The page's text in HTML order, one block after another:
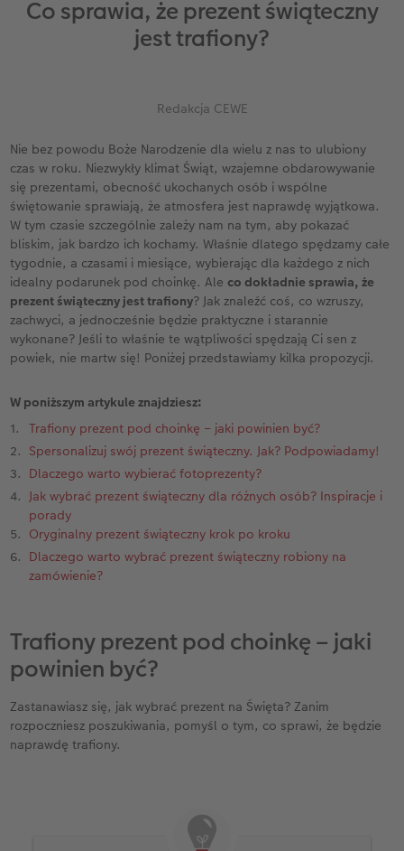
Kwadratowa XL
A5* pozioma
Format Kids
Fotoksiążka ślubna
Fotoksiążka urodzinowa
Fotoksiążka z podróży
Na roczek dziecka
Fotoksiążka kucharska
Przykłady klientów
Dodatki do fotoksiążki
Zdjęcie w ramce
Zdjęcia natychmiastowe
Fotozestawy
Usługi analogowe
Pudełko ze zdjęciami
Fotonaklejki
Paski ze zdjęciami
Zdjęcia eko
Dodatki do zdjęć
Fotokartki
Gry i zabawki
Artykuły szkolne
Fotoobraz na płycie Alu-Dibond
Fotopanel
Gallery Print
Fotoobraz na piance ze zdjęciem retro XXL
Tablica powitalna
Dodatki do fotoobrazów
Dodatki do fotoplakatów
Kalendarz dla babci i dziadka
Kalendarz dla mamy
Kalendarz dla brata
Kalendarz dla dziadka
Kalendarz dla rodziny
Terminarz urodzinowy
Terminarz dla dwojga
Terminarz kuchenny
Terminarz ścienny roczny
Dodatki do kalendarzy
Biuro obsługi klienta CEWE
Gwarancja satysfakcji
Urodziny
Kronika roczna
Cytaty
Magazyn CEWE Fotoinspiracje
Co sprawia, że prezent świąteczny
jest trafiony?
Redakcja CEWE
Nie bez powodu Boże Narodzenie dla wielu z nas to ulubiony
czas w roku. Niezwykły klimat Świąt, wzajemne obdarowywanie
się prezentami, obecność ukochanych osób i wspólne
świętowanie sprawiają, że atmosfera jest naprawdę wyjątkowa.
W tym czasie szczególnie zależy nam na tym, aby pokazać
bliskim, jak bardzo ich kochamy. Właśnie dlatego spędzamy całe
tygodnie, a czasami i miesiące, wybierając dla każdego z nich
idealny podarunek pod choinkę. Aleco dokładnie sprawia, że
prezent świąteczny jest trafiony? Jak znaleźć coś, co wzruszy,
zachwyci, a jednocześnie będzie praktyczne i starannie
wykonane? Jeśli to właśnie te wątpliwości spędzają Ci sen z
powiek, nie martw się! Poniżej przedstawiamy kilka propozycji.
W poniższym artykule znajdziesz:
Trafiony prezent pod choinkę – jaki powinien być?
Spersonalizuj swój prezent świąteczny. Jak? Podpowiadamy!
Dlaczego warto wybierać fotoprezenty?
Jak wybrać prezent świąteczny dla różnych osób? Inspiracje i
porady
Oryginalny prezent świąteczny krok po kroku
Dlaczego warto wybrać prezent świąteczny robiony na
zamówienie?
Trafiony prezent pod choinkę – jaki
powinien być?
Zastanawiasz się, jak wybrać prezent na Święta? Zanim
rozpoczniesz poszukiwania, pomyśl o tym, co sprawi, że będzie
naprawdę trafiony.